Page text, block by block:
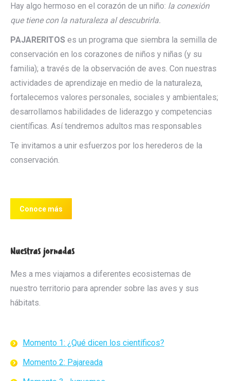
Hay algo hermoso en el corazón de un niño: la conexión
que tiene con la naturaleza al descubrirla.
PAJARERITOS es un programa que siembra la semilla de
conservación en los corazones de niños y niñas (y su
familia); a través de la observación de aves. Con nuestras
actividades de aprendizaje en medio de la naturaleza,
fortalecemos valores personales, sociales y ambientales;
desarrollamos habilidades de liderazgo y competencias
científicas. Así tendremos adultos mas responsables
Te invitamos a unir esfuerzos por los herederos de la
conservación.
Conoce más
Nuestras jornadas
Mes a mes viajamos a diferentes ecosistemas de
nuestro territorio para aprender sobre las aves y sus
hábitats.
Momento 1: ¿Qué dicen los científicos?
Momento 2: Pajareada